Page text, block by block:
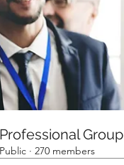
Professional Group
Public · 270 members